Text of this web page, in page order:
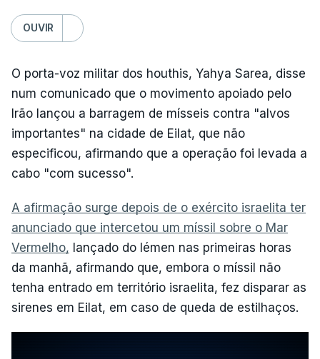
OUVIR
O porta-voz militar dos houthis, Yahya Sarea, disse
num comunicado que o movimento apoiado pelo
Irão lançou a barragem de mísseis contra "alvos
importantes" na cidade de Eilat, que não
especificou, afirmando que a operação foi levada a
cabo "com sucesso".
A afirmação surge depois de o exército israelita ter
anunciado que intercetou um míssil sobre o Mar
Vermelho, lançado do Iémen nas primeiras horas
da manhã, afirmando que, embora o míssil não
tenha entrado em território israelita, fez disparar as
sirenes em Eilat, em caso de queda de estilhaços.